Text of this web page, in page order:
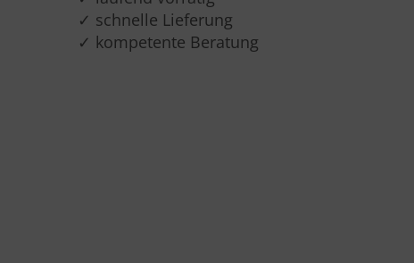
✓ schnelle Lieferung
✓ kompetente Beratung